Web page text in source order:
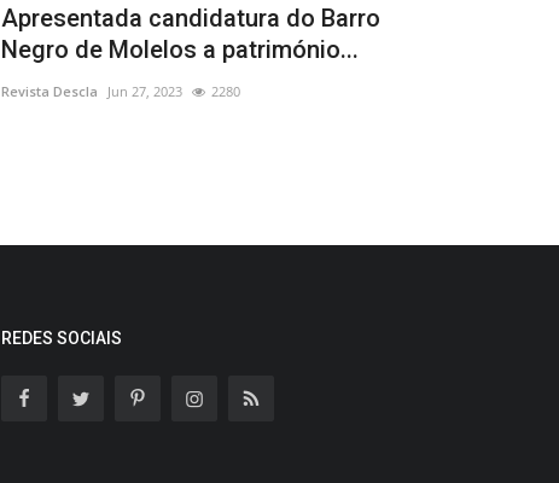
Apresentada candidatura do Barro
Negro de Molelos a património...
Revista Descla Jun 27, 2023 2280
REDES SOCIAIS